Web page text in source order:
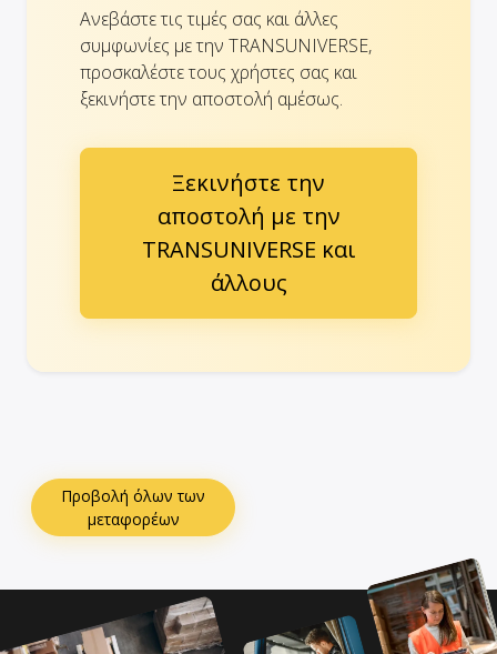
Ανεβάστε τις τιμές σας και άλλες
συμφωνίες με την TRANSUNIVERSE,
προσκαλέστε τους χρήστες σας και
ξεκινήστε την αποστολή αμέσως.
Ξεκινήστε την
αποστολή με την
TRANSUNIVERSE και
άλλους
Προβολή όλων των
μεταφορέων